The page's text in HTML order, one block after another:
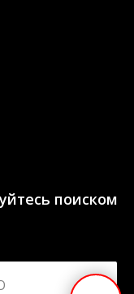
поиском